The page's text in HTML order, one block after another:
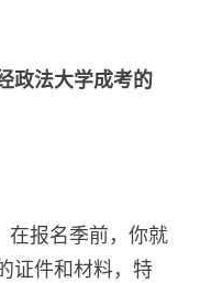
法大学成考的
报名季前，你就
证件和材料，特